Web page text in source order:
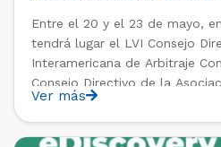
Entre el 20 y el 23 de mayo,
tendrá lugar el LVI Consejo
Interamericana de Arbitraje
Consejo Directivo de la
Cámaras de Comercio,
Revisa toda la información
Ver más